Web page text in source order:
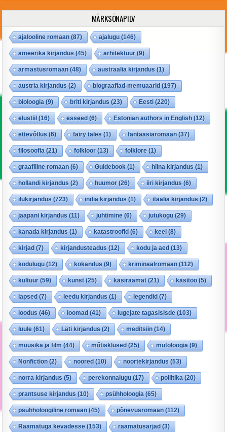
MÄRKSÕNAPILV
ajalooline romaan (87) ajalugu (146)
ameerika kirjandus (45) arhitektuur(9)
armastusromaan (48) austraalia kirjandus (1)
austria kirjandus (2) biograafiad-memuaarid (197)
bioloogia (9) briti kirjandus (23) Eesti (220)
elustiil (16) esseed (6) Estonian authors in English (12)
ettevõtlus (6) fairy tales (1) fantaasiaromaan (37)
filosoofia (21) folkloor(13) folklore (1)
graafiline romaan (6) Guidebook (1) hiina kirjandus (1)
hollandi kirjandus (2) huumor(26) iiri kirjandus (6)
ilukirjandus (723) india kirjandus (1) itaalia kirjandus (2)
jaapani kirjandus (11) juhtimine (6) jutukogu (29)
kanada kirjandus (1) katastroofid (6) keel (8)
kirjad (7) kirjandusteadus (12) kodu ja aed (13)
kodulugu (12) kokandus (9) kriminaalromaan (112)
kultuur(59) kunst(25) käsiraamat(21) käsitöö (5)
lapsed (7) leedu kirjandus (1) legendid (7)
loodus (46) loomad (41) lugejate tagasisisde (103)
luule (61) Läti kirjandus (2) meditsiin (14)
muusika ja film (44) mõtisklused (25) mütoloogia (9)
Nonfiction (2) noored (10) noortekirjandus (53)
norra kirjandus (5) perekonnalugu (17) poliitika (20)
prantsuse kirjandus (10) psühholoogia (65)
psühholoogiline romaan (45) põnevusromaan (112)
Raamatuga kevadesse (153) raamatusarjad (3)